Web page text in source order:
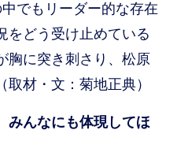
でもリーダー的な存在
をどう受け止めている
胸に突き刺さり、松原
材・文：菊地正典）